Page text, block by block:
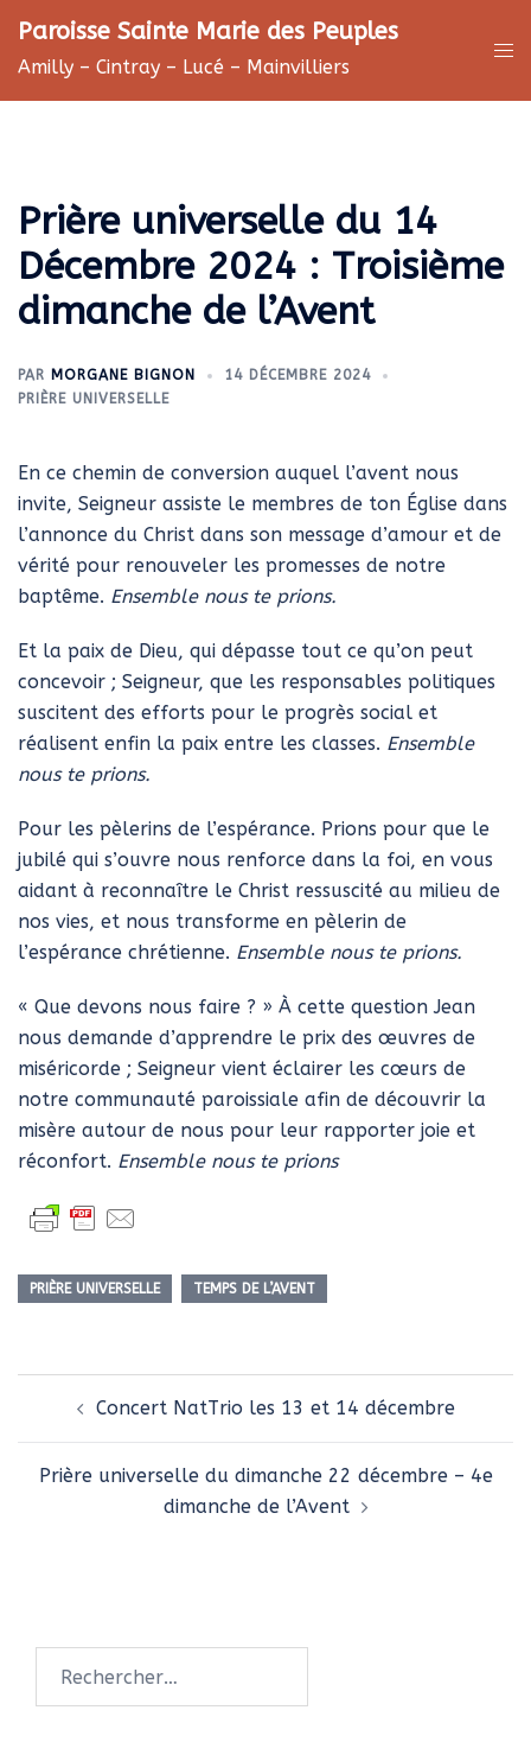
au
contenu
Paroisse Sainte Marie des Peuples
Amilly – Cintray – Lucé – Mainvilliers
Prière universelle du 14
Décembre 2024 : Troisième
dimanche de l’Avent
PAR MORGANE BIGNON
14 DÉCEMBRE 2024
PRIÈRE UNIVERSELLE
En ce chemin de conversion auquel l’avent nous
invite, Seigneur assiste le membres de ton Église dans
l’annonce du Christ dans son message d’amour et de
vérité pour renouveler les promesses de notre
baptême. Ensemble nous te prions.
Et la paix de Dieu, qui dépasse tout ce qu’on peut
concevoir ; Seigneur, que les responsables politiques
suscitent des efforts pour le progrès social et
réalisent enfin la paix entre les classes. Ensemble
nous te prions.
Pour les pèlerins de l’espérance. Prions pour que le
jubilé qui s’ouvre nous renforce dans la foi, en vous
aidant à reconnaître le Christ ressuscité au milieu de
nos vies, et nous transforme en pèlerin de
l’espérance chrétienne. Ensemble nous te prions.
« Que devons nous faire ? » À cette question Jean
nous demande d’apprendre le prix des œuvres de
miséricorde ; Seigneur vient éclairer les cœurs de
notre communauté paroissiale afin de découvrir la
misère autour de nous pour leur rapporter joie et
réconfort. Ensemble nous te prions
PRIÈRE UNIVERSELLE TEMPS DE L’AVENT
d’articleConcert NatTrio les 13 et 14 décembre
Prière universelle du dimanche 22 décembre – 4e
dimanche de l’Avent